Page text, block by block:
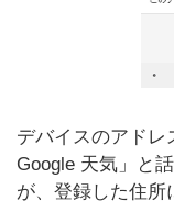
デバイスのアドレ
Google 天気」と
が、登録した住所